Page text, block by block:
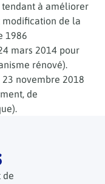
tendant à améliorer
de la
1986
mars 2014 pour
rénové).
23 novembre 2018
de
de